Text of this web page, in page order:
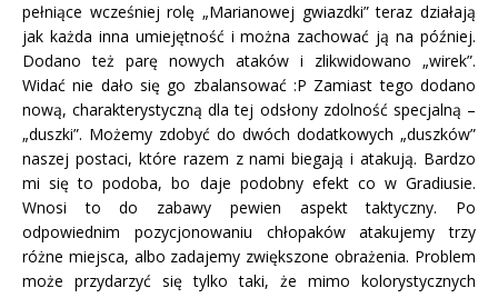
pełniące wcześniej rolę „Marianowej gwiazdki” teraz działają
jak każda inna umiejętność i można zachować ją na później.
Dodano też parę nowych ataków i zlikwidowano „wirek”.
Widać nie dało się go zbalansować :P Zamiast tego dodano
nową, charakterystyczną dla tej odsłony zdolność specjalną –
„duszki”. Możemy zdobyć do dwóch dodatkowych „duszków”
naszej postaci, które razem z nami biegają i atakują. Bardzo
mi się to podoba, bo daje podobny efekt co w Gradiusie.
Wnosi to do zabawy pewien aspekt taktyczny. Po
odpowiednim pozycjonowaniu chłopaków atakujemy trzy
różne miejsca, albo zadajemy zwiększone obrażenia. Problem
może przydarzyć się tylko taki, że mimo kolorystycznych